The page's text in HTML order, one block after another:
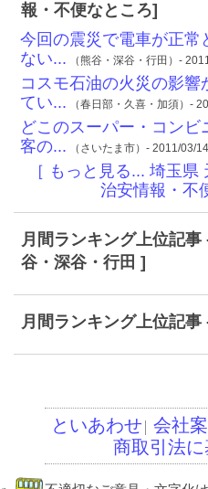
報・不便なところ]
今回の震災で電車が正常
ない... （熊谷・深谷・行田）-
コスモ石油の火災の影響
てい... （春日部・久喜・加須）-
どこのスーパー・コンビ
客の... （さいたま市）- 2011/03/14
［ もっと見る... 埼玉県
治安情報・不
月間ランキング上位記
谷・深谷・行田 ]
月間ランキング上位記事
といあわせ 会社
商取引法